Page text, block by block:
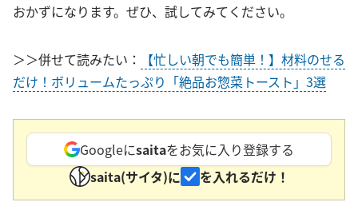
おかずになります。ぜひ、試してみてください。
＞＞併せて読みたい：
【忙しい朝でも簡単！】材料のせる
だけ！ボリュームたっぷり「絶品お惣菜トースト」3選
Googleにsaitaをお気に入り登録する
saita(サイタ)に
を入れるだけ！